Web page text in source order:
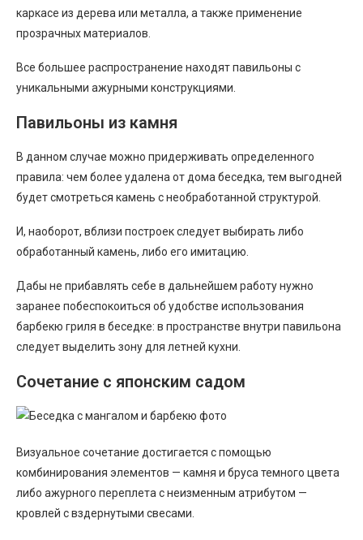
каркасе из дерева или металла, а также применение
прозрачных материалов.
Все большее распространение находят павильоны с
уникальными ажурными конструкциями.
Павильоны из камня
В данном случае можно придерживать определенного
правила: чем более удалена от дома беседка, тем выгодней
будет смотреться камень с необработанной структурой.
И, наоборот, вблизи построек следует выбирать либо
обработанный камень, либо его имитацию.
Дабы не прибавлять себе в дальнейшем работу нужно
заранее побеспокоиться об удобстве использования
барбекю гриля в беседке: в пространстве внутри павильона
следует выделить зону для летней кухни.
Сочетание с японским садом
Визуальное сочетание достигается с помощью
комбинирования элементов — камня и бруса темного цвета
либо ажурного переплета с неизменным атрибутом —
кровлей с вздернутыми свесами.